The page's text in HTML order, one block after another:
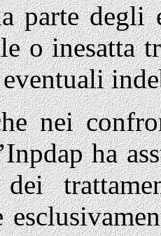
parte
o inesatta
nei
ha